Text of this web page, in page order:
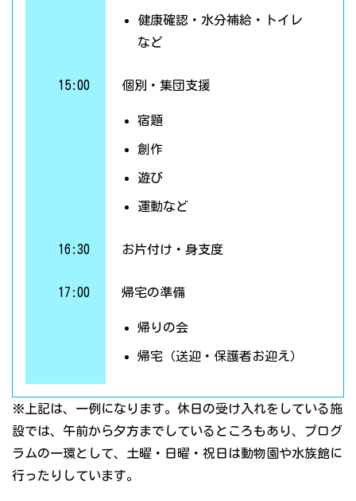
健康確認・水分補給・トイレ
など
15:00 個別・集団支援
宿題
創作
遊び
運動など
16:30 お片付け・身支度
17:00 帰宅の準備
帰りの会
帰宅（送迎・保護者お迎え）
※上記は、一例になります。休日の受け入れをしている施
設では、午前から夕方までしているところもあり、プログ
ラムの一環として、土曜・日曜・祝日は動物園や水族館に
行ったりしています。